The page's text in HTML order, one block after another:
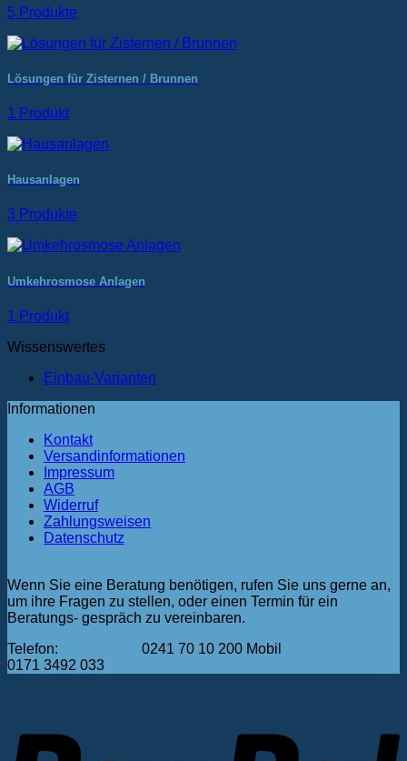
5 Produkte
Lösungen für Zisternen / Brunnen
1 Produkt
Hausanlagen
3 Produkte
Umkehrosmose Anlagen
1 Produkt
Wissenswertes
Einbau-Varianten
Informationen
Kontakt
Versandinformationen
Impressum
AGB
Widerruf
Zahlungsweisen
Datenschutz
Wenn Sie eine Beratung benötigen, rufen Sie uns gerne an,
um ihre Fragen zu stellen, oder einen Termin für ein
Beratungs- gespräch zu vereinbaren.
Telefon: 0241 70 10 200 Mobil
0171 3492 033